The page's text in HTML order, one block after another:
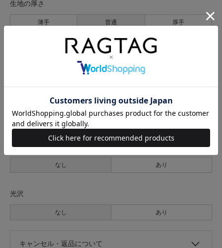
生地の厚さ
薄手 普通 厚手
なし あり
伸縮性
なし あり
光沢
なし あり
キャンセル・返品について